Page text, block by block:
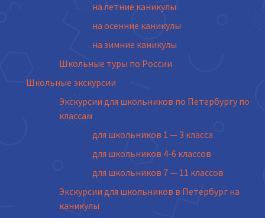
на летние каникулы
на осенние каникулы
на зимние каникулы
Школьные туры по России
Школьные экскурсии
Экскурсии для школьников по Петербургу по
классам
для школьников 1 — 3 класса
для школьников 4-6 классов
для школьников 7 — 11 классов
Экскурсии для школьников в Петербург на
каникулы